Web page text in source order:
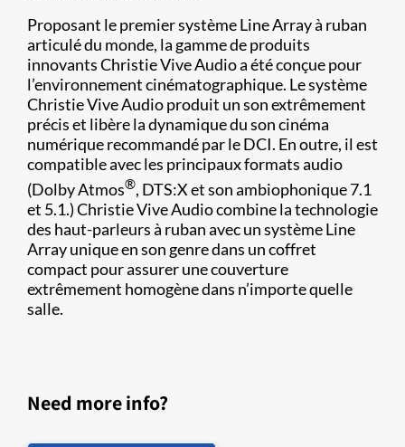
Proposant le premier système Line Array à ruban
articulé du monde, la gamme de produits
innovants Christie Vive Audio a été conçue pour
l’environnement cinématographique. Le système
Christie Vive Audio produit un son extrêmement
précis et libère la dynamique du son cinéma
numérique recommandé par le DCI. En outre, il est
compatible avec les principaux formats audio
(Dolby Atmos®, DTS:X et son ambiophonique 7.1
et 5.1.) Christie Vive Audio combine la technologie
des haut-parleurs à ruban avec un système Line
Array unique en son genre dans un coffret
compact pour assurer une couverture
extrêmement homogène dans n’importe quelle
salle.
Need more info?